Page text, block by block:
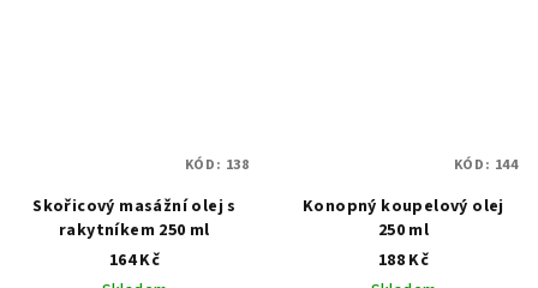
Skořicový masážní olej s
rakytníkem 250 ml
164 Kč
KÓD: 138
Konopný koupelový olej
250 ml
188 Kč
KÓD: 144